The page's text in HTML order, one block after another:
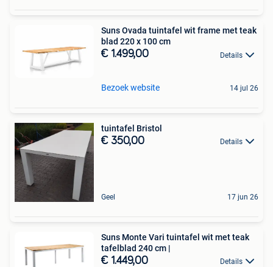
Suns Ovada tuintafel wit frame met teak
blad 220 x 100 cm
€ 1.499,00 Details
Bezoek website 14 jul 26
tuintafel Bristol
€ 350,00 Details
Geel 17 jun 26
Suns Monte Vari tuintafel wit met teak
tafelblad 240 cm |
€ 1.449,00 Details